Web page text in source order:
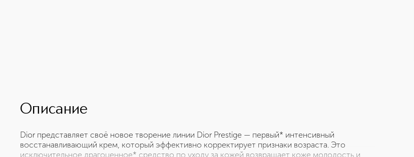
Описание
Dior представляет своё новое творение линии Dior Prestige — первый* интенсивный
восстанавливающий крем, который эффективно корректирует признаки возраста. Это
исключительное драгоценное* средство по уходу за кожей возвращает коже молодость и